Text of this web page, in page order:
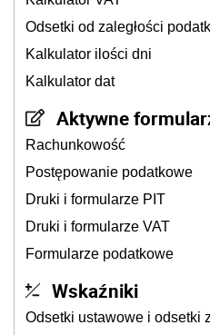
Odsetki od zaległości
Kalkulator ilości dni
Kalkulator dat
Aktywne
Rachunkowość
Postępowanie podatkowe
Druki i formularze PIT
Druki i formularze VAT
Formularze podatkowe
Wskaźniki
Odsetki ustawowe i odsetki